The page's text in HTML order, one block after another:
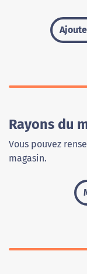
Rayons du
Vous pouvez
magasin.